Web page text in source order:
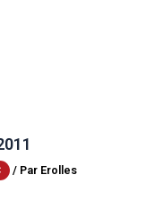
/ Par Erolles